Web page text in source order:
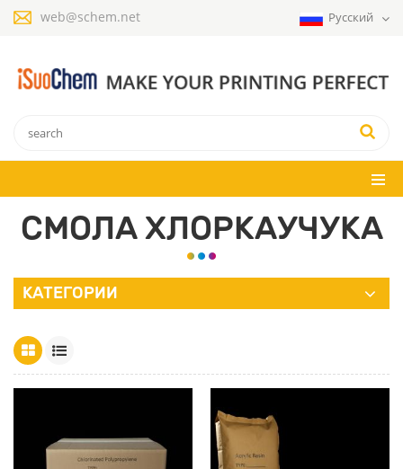
web@schem.net Русский
СМОЛА ХЛОРКАУЧУКА
КАТЕГОРИИ